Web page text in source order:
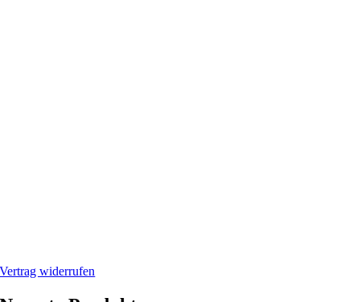
Vertrag widerrufen